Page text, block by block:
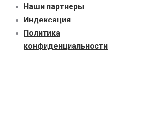
Наши партнеры
Индексация
Политика
конфиденциальности